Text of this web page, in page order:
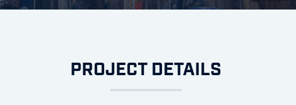
PROJECT DETAILS